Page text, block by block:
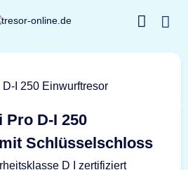
I 250 Einwurftresor
Pro D-I 250
Schlüsselschloss